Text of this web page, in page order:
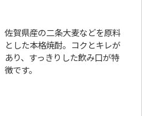
佐賀県産の二条大麦などを原料
とした本格焼酎。コクとキレが
あり、すっきりした飲み口が特
徴です。